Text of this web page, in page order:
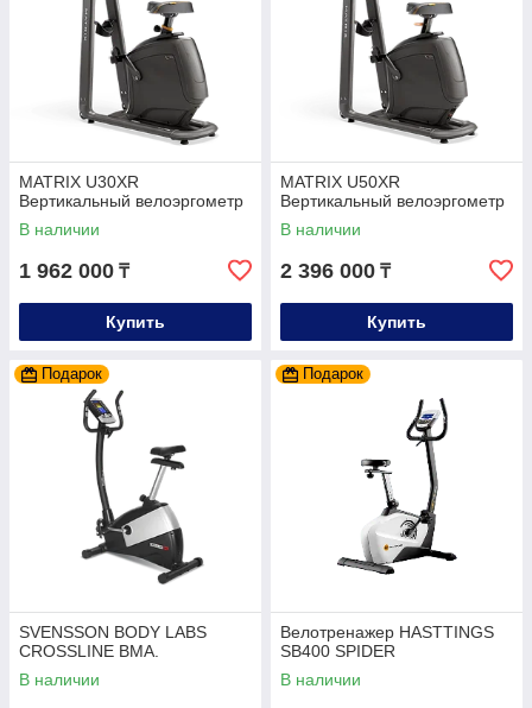
MATRIX U30XR
Вертикальный велоэргометр
В наличии
1 962 000 ₸
Купить
MATRIX U50XR
Вертикальный велоэргометр
В наличии
2 396 000 ₸
Купить
Подарок
SVENSSON BODY LABS
CROSSLINE BMA.
В наличии
Подарок
Велотренажер HASTTINGS
SB400 SPIDER
В наличии